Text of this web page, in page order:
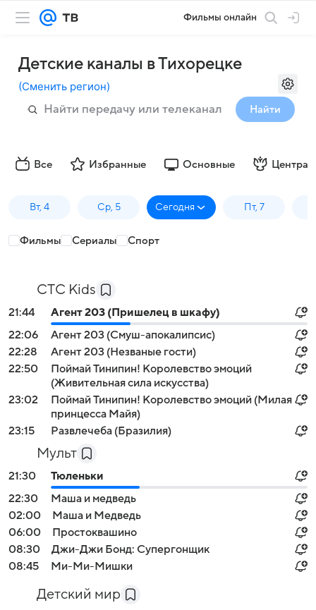
Фильмы онлайн
Детские каналы в Тихорецке
(Сменить регион)
Найти
Все Избранные Основные
Вт, 4 Ср, 5 Сегодня Пт, 7
Фильмы Сериалы Спорт
СТС Kids
21:44
Агент 203 (Пришелец в шкафу)
22:06
Агент 203 (Смуш-апокалипсис)
22:28
Агент 203 (Незваные гости)
22:50
Поймай Тинипин! Королевство эмоций
(Живительная сила искусства)
23:02
Поймай Тинипин! Королевство эмоций (Милая
принцесса Майя)
23:15
Развлечеба (Бразилия)
Мульт
21:30
Тюленьки
22:30
Маша и медведь
02:00
Маша и Медведь
06:00
Простоквашино
08:30
Джи-Джи Бонд: Супергонщик
08:45
Ми-Ми-Мишки
Детский мир